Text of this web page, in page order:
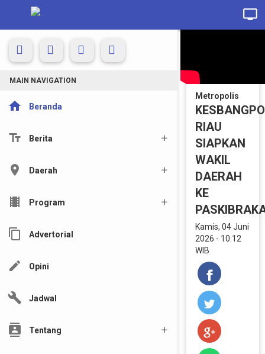
MAIN NAVIGATION
home Beranda
text_fields Berita
location_on Daerah
local_movies Program
content_copy Advertorial
edit Opini
build Jadwal
contacts Tentang
Metropolis
RIAU
SIAPKAN
WAKIL
DAERAH
KE
Kamis, 04 Juni
2026 - 10:12
WIB